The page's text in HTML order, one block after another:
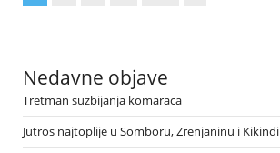
Nedavne objave
Tretman suzbijanja komaraca
Jutros najtoplije u Somboru, Zrenjaninu i Kikindi